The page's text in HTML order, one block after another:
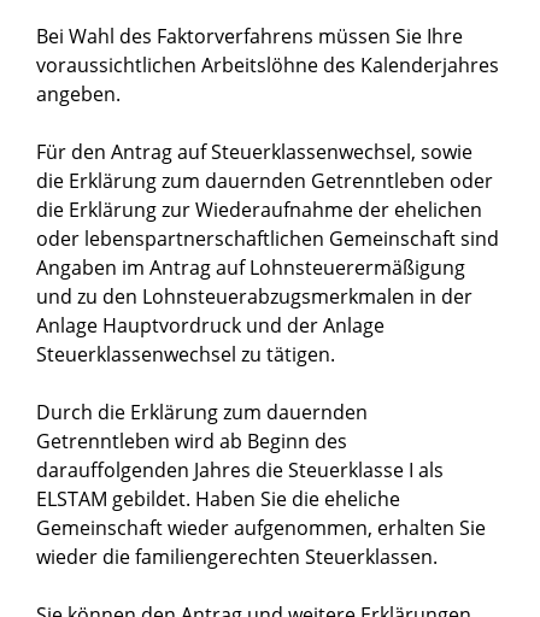
Bei Wahl des Faktorverfahrens müssen Sie Ihre
voraussichtlichen Arbeitslöhne des Kalenderjahres
angeben.
Für den Antrag auf Steuerklassenwechsel, sowie
die Erklärung zum dauernden Getrenntleben oder
die Erklärung zur Wiederaufnahme der ehelichen
oder lebenspartnerschaftlichen Gemeinschaft sind
Angaben im Antrag auf Lohnsteuerermäßigung
und zu den Lohnsteuerabzugsmerkmalen in der
Anlage Hauptvordruck und der Anlage
Steuerklassenwechsel zu tätigen.
Durch die Erklärung zum dauernden
Getrenntleben wird ab Beginn des
darauffolgenden Jahres die Steuerklasse I als
ELSTAM gebildet. Haben Sie die eheliche
Gemeinschaft wieder aufgenommen, erhalten Sie
wieder die familiengerechten Steuerklassen.